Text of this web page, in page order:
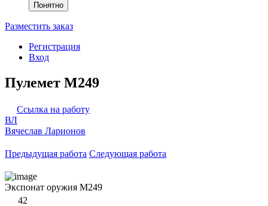
Понятно
Разместить заказ
Регистрация
Вход
Пулемет M249
Ссылка на работу
ВЛ
Вячеслав Ларионов
Предыдущая работа Следующая работа
Экспонат оружия M249
42